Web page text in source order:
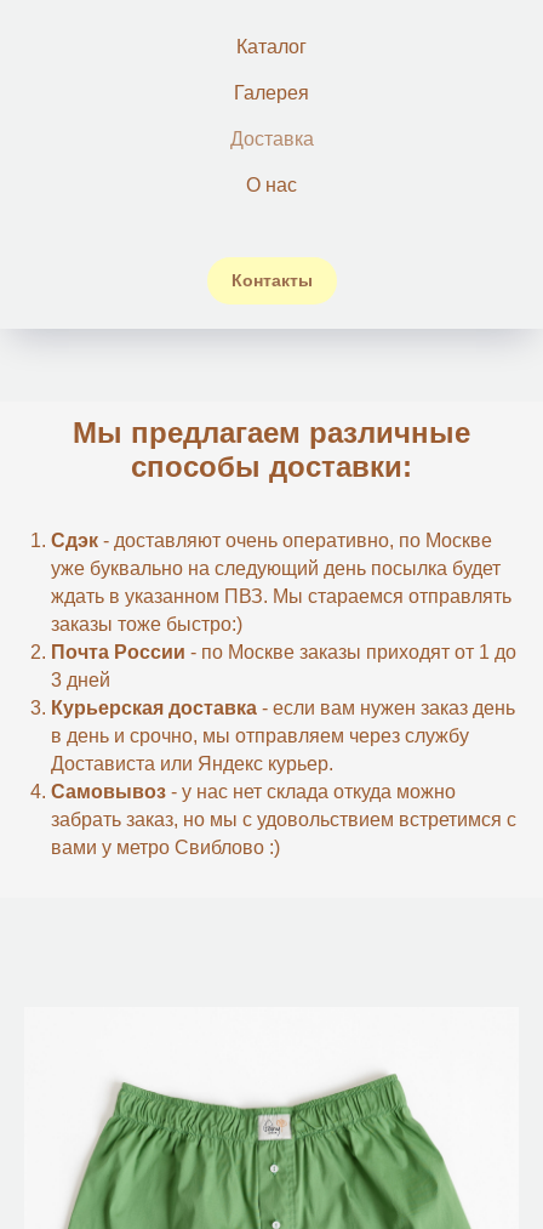
Каталог
Галерея
Доставка
О нас
Контакты
Мы предлагаем различные
способы доставки:
Сдэк - доставляют очень оперативно, по Москве
уже буквально на следующий день посылка будет
ждать в указанном ПВЗ. Мы стараемся отправлять
заказы тоже быстро:)
Почта России - по Москве заказы приходят от 1 до
3 дней
Курьерская доставка - если вам нужен заказ день
в день и срочно, мы отправляем через службу
Достависта или Яндекс курьер.
Самовывоз - у нас нет склада откуда можно
забрать заказ, но мы с удовольствием встретимся с
вами у метро Свиблово :)